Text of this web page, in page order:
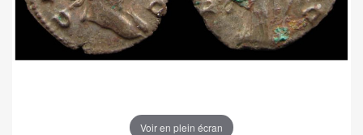
Voir en plein écran